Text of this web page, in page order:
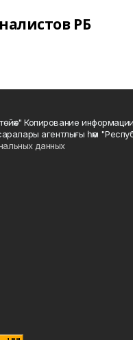
РБ
Копирование
агентлығы һәм
данных